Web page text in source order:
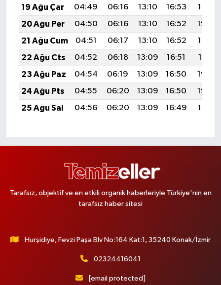
19 Ağu Çar
04:49 06:16 13:10 16:53
19:55
20 Ağu Per
04:50 06:16 13:10 16:52
19:54
21 Ağu Cum
04:51 06:17 13:10 16:52
19:52
22 Ağu Cts
04:52 06:18 13:09 16:51
19:51
23 Ağu Paz
04:54 06:19 13:09 16:50
19:50
24 Ağu Pts
04:55 06:20 13:09 16:50
19:48
25 Ağu Sal
04:56 06:20 13:09 16:49 19:47
Tarafsız, objektif ve en etkili organik haberleriyle Türkiye'nin en
tarafsız haber sitesi
Hurşidiye, Fevzi Paşa Blv No:164 Kat:1, 35240 Konak/İzmir
02324416041
[email protected]